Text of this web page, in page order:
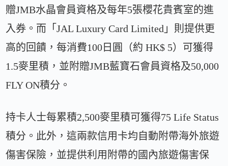
贈JMB水晶會員資格及每年5張櫻花貴賓室的進
入券。而「JAL Luxury Card Limited」則提供更
高的回饋，每消費100日圓（約 HK$ 5）可獲得
1.5麥里積，並附贈JMB藍寶石會員資格及50,000
FLY ON積分。
持卡人士每累積2,500麥里積可獲得75 Life Status
積分。此外，這兩款信用卡均自動附帶海外旅遊
傷害保險，並提供利用附帶的國內旅遊傷害保